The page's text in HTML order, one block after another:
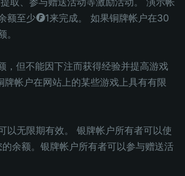
额至少◎1来完成。 如果铜牌帐户在30
但不能因下注而获得经验并提高游戏
帐户在网站上的某些游戏上具有有限
以无限期有效。 银牌帐户所有者可以使
余额。银牌帐户所有者可以参与赠送活